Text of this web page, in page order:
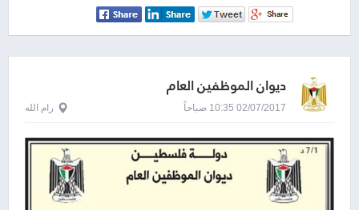
ديوان الموظفين العام
02/07/2017 10:35 صباحاً رام الله